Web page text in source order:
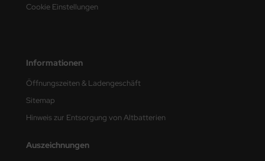
Cookie Einstellungen
Informationen
Öffnungszeiten & Ladengeschäft
Sitemap
Hinweis zur Entsorgung von Altbatterien
Auszeichnungen